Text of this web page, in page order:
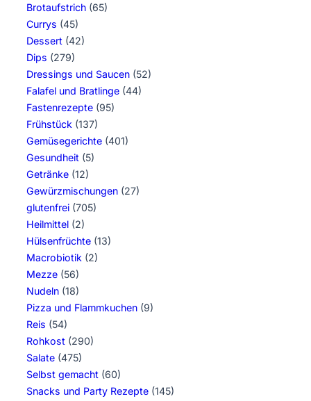
Brotaufstrich (65)
Currys (45)
Dessert (42)
Dips (279)
Dressings und Saucen (52)
Falafel und Bratlinge (44)
Fastenrezepte (95)
Frühstück (137)
Gemüsegerichte (401)
Gesundheit (5)
Getränke (12)
Gewürzmischungen (27)
glutenfrei (705)
Heilmittel (2)
Hülsenfrüchte (13)
Macrobiotik (2)
Mezze (56)
Nudeln (18)
Pizza und Flammkuchen (9)
Reis (54)
Rohkost (290)
Salate (475)
Selbst gemacht (60)
Snacks und Party Rezepte (145)